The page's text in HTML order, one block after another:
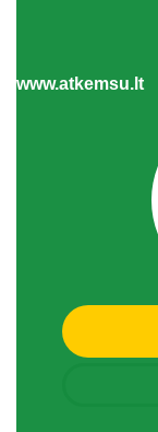
www.atkemsu.lt